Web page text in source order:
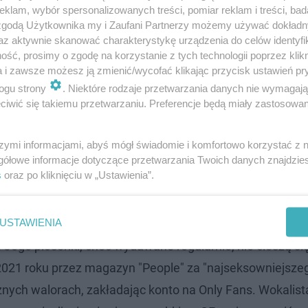
do sieci covery znanych piosenek. Artysta
zaoferowała mu podpisanie kontraktu płytowego.
przydomek "drugiego Justina Biebera". Co ciekawe -
piosenki, choć wydawane regularnie, nie cieszą
roku przez magazyn "People" za
walorach, zakładając konto na Only Fans.
wybór spersonalizowanych treści, pomiar reklam i treści,
Użytkownika my i Zaufani Partnerzy możemy używać
aktywnie skanować charakterystykę urządzenia do celów
prosimy o zgodę na korzystanie z tych technologii poprzez
i zawsze możesz ją zmienić/wycofać klikając przycisk ustawień
strony
. Niektóre rodzaje przetwarzania danych nie
się takiemu przetwarzaniu. Preferencje będą miały
informacjami, abyś mógł świadomie i komfortowo korzystać z
informacje dotyczące przetwarzania Twoich danych
oraz po kliknięciu w „Ustawienia”.
USTAWIENIA